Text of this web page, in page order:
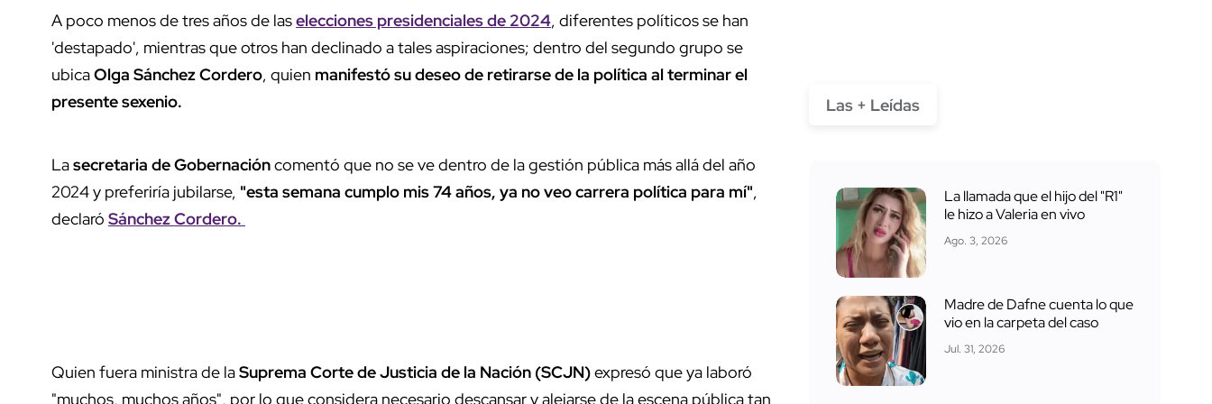
A poco menos de tres años de laselecciones presidenciales de 2024, diferentes políticos se han
'destapado', mientras que otros han declinado a tales aspiraciones; dentro del segundo grupo se
ubicaOlga Sánchez Cordero, quien manifestó su deseo de retirarse de la política al terminar el
presente sexenio.
Lasecretaria de Gobernacióncomentó que no se ve dentro de la gestión pública más allá del año
2024 y preferiría jubilarse, "esta semana cumplo mis 74 años, ya no veo carrera política para mí",
declaró Sánchez Cordero.
Quien fuera ministra de laSuprema Corte de Justicia de la Nación (SCJN)expresó que ya laboró
"muchos, muchos años", por lo que considera necesario descansar y alejarse de la escena pública tan
Las + Leídas
La llamada que el hijo del "R1"
le hizo a Valeria en vivo
Ago. 3, 2026
Madre de Dafne cuenta lo que
vio en la carpeta del caso
Jul. 31, 2026